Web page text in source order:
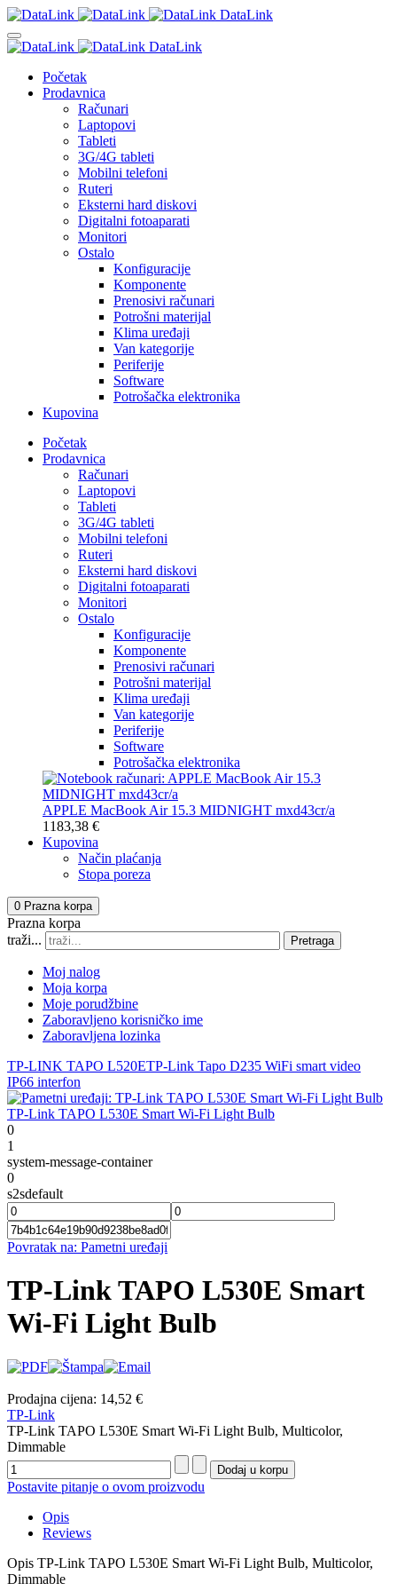
DataLink
DataLink
Početak
Prodavnica
Računari
Laptopovi
Tableti
3G/4G tableti
Mobilni telefoni
Ruteri
Eksterni hard diskovi
Digitalni fotoaparati
Monitori
Ostalo
Konfiguracije
Komponente
Prenosivi računari
Potrošni materijal
Klima uređaji
Van kategorije
Periferije
Software
Potrošačka elektronika
Kupovina
Početak
Prodavnica
Računari
Laptopovi
Tableti
3G/4G tableti
Mobilni telefoni
Ruteri
Eksterni hard diskovi
Digitalni fotoaparati
Monitori
Ostalo
Konfiguracije
Komponente
Prenosivi računari
Potrošni materijal
Klima uređaji
Van kategorije
Periferije
Software
Potrošačka elektronika
APPLE MacBook Air 15.3 MIDNIGHT mxd43cr/a
1183,38 €
Kupovina
Način plaćanja
Stopa poreza
0 Prazna korpa
Prazna korpa
traži...
Pretraga
Moj nalog
Moja korpa
Moje porudžbine
Zaboravljeno korisničko ime
Zaboravljena lozinka
TP-LINK TAPO L520ETP-Link Tapo D235 WiFi smart video
IP66 interfon
TP-Link TAPO L530E Smart Wi-Fi Light Bulb
0
1
system-message-container
0
s2sdefault
Povratak na: Pametni uređaji
TP-Link TAPO L530E Smart
Wi-Fi Light Bulb
Prodajna cijena: 14,52 €
TP-Link
TP-Link TAPO L530E Smart Wi-Fi Light Bulb, Multicolor,
Dimmable
Postavite pitanje o ovom proizvodu
Opis
Reviews
Opis TP-Link TAPO L530E Smart Wi-Fi Light Bulb, Multicolor,
Dimmable